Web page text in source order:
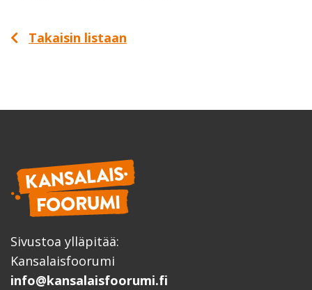
Takaisin listaan
Sivustoa ylläpitää:
Kansalaisfoorumi
info@kansalaisfoorumi.fi